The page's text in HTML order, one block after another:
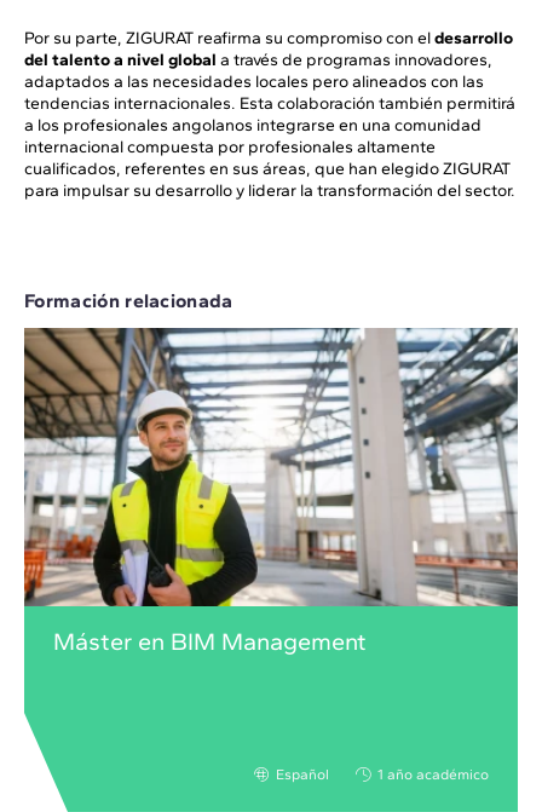
Por su parte, ZIGURAT reafirma su compromiso con eldesarrollo
del talento a nivel global a través de programas innovadores,
adaptados a las necesidades locales pero alineados con las
tendencias internacionales. Esta colaboración también permitirá
a los profesionales angolanos integrarse en una comunidad
internacional compuesta por profesionales altamente
cualificados, referentes en sus áreas, que han elegido ZIGURAT
para impulsar su desarrollo y liderar la transformación del sector.
Formación relacionada
Máster en BIM Management
Español 1 año académico